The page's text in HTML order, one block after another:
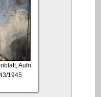
Aufn.
1945